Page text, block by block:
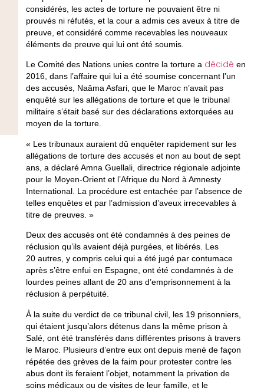
considérés, les actes de torture ne pouvaient être ni
prouvés ni réfutés, et la cour a admis ces aveux à titre de
preuve, et considéré comme recevables les nouveaux
éléments de preuve qui lui ont été soumis.
Le Comité des Nations unies contre la torture a décidé en
2016, dans l’affaire qui lui a été soumise concernant l’un
des accusés, Naâma Asfari, que le Maroc n’avait pas
enquêté sur les allégations de torture et que le tribunal
militaire s’était basé sur des déclarations extorquées au
moyen de la torture.
« Les tribunaux auraient dû enquêter rapidement sur les
allégations de torture des accusés et non au bout de sept
ans, a déclaré Amna Guellali, directrice régionale adjointe
pour le Moyen-Orient et l’Afrique du Nord à Amnesty
International. La procédure est entachée par l’absence de
telles enquêtes et par l’admission d’aveux irrecevables à
titre de preuves. »
Deux des accusés ont été condamnés à des peines de
réclusion qu’ils avaient déjà purgées, et libérés. Les
20 autres, y compris celui qui a été jugé par contumace
après s’être enfui en Espagne, ont été condamnés à de
lourdes peines allant de 20 ans d’emprisonnement à la
réclusion à perpétuité.
À la suite du verdict de ce tribunal civil, les 19 prisonniers,
qui étaient jusqu’alors détenus dans la même prison à
Salé, ont été transférés dans différentes prisons à travers
le Maroc. Plusieurs d’entre eux ont depuis mené de façon
répétée des grèves de la faim pour protester contre les
abus dont ils feraient l’objet, notamment la privation de
soins médicaux ou de visites de leur famille, et le